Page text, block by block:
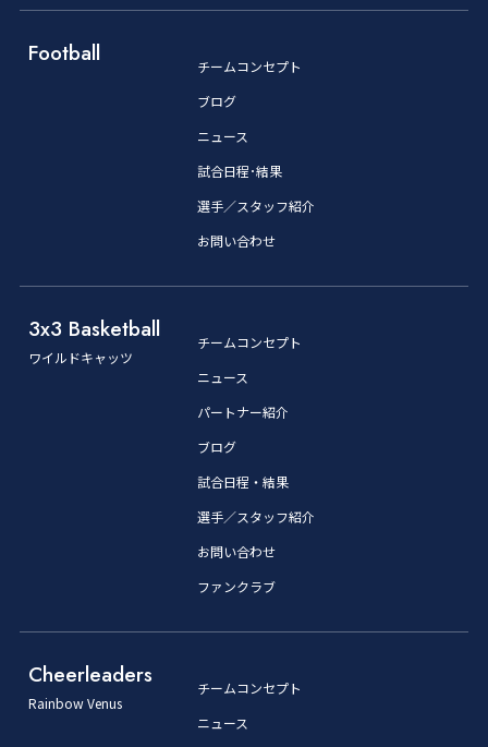
Football
チームコンセプト
ブログ
ニュース
試合日程･結果
選手／スタッフ紹介
お問い合わせ
3x3 Basketball
ワイルドキャッツ
チームコンセプト
ニュース
パートナー紹介
ブログ
試合日程・結果
選手／スタッフ紹介
お問い合わせ
ファンクラブ
Cheerleaders
Rainbow Venus
チームコンセプト
ニュース